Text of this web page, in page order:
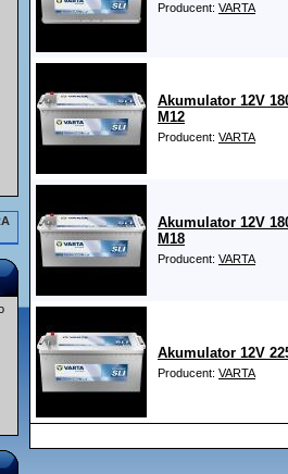
Producent: VARTA
Akumulator 12V
M12
Producent: VARTA
Akumulator 12V
M18
Producent: VARTA
Akumulator 12V
Producent: VARTA